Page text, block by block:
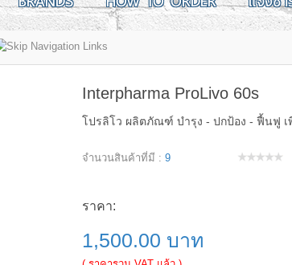
Interpharma ProLivo 60s
โปรลิโว ผลิตภัณฑ์ บำรุง - ปกป้อง - ฟื้นฟู
จำนวนสินค้าที่มี : 9
ราคา:
1,500.00 บาท